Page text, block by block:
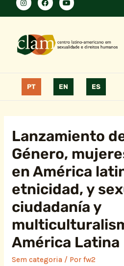
PT EN ES
Lanzamiento
Género,
en América
etnicidad, y
ciudadanía y
América Latina
Sem categoria/ Por fw2